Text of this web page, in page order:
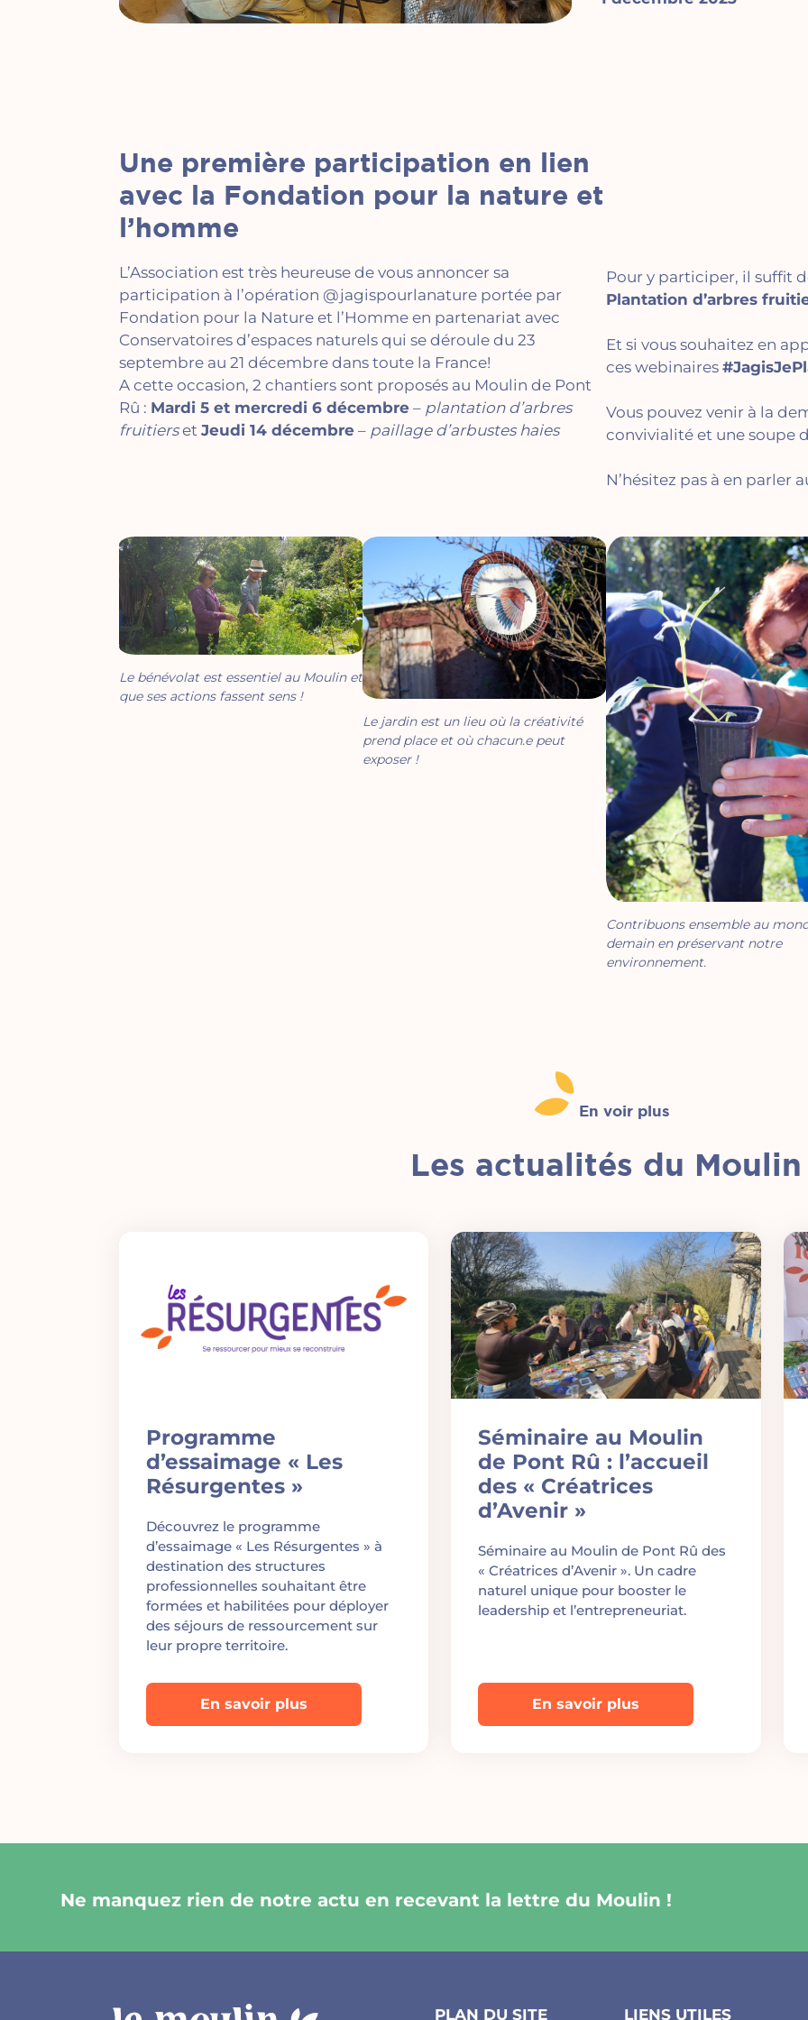
Une première participation en lien
avec la Fondation pour la nature et
l’homme
L’Association est très heureuse de vous annoncer sa
participation à l’opération @jagispourlanature portée par
Fondation pour la Nature et l’Homme en partenariat avec
Conservatoires d’espaces naturels qui se déroule du 23
septembre au 21 décembre dans toute la France!
A cette occasion, 2 chantiers sont proposés au Moulin de Pont
Rû : Mardi 5 et mercredi 6 décembre – plantation d’arbres
fruitierset Jeudi 14 décembre – paillage d’arbustes haies
Pour y participer, il suffit
Plantation d’arbres
Et si vous souhaitez en
ces webinaires
Vous pouvez venir à la
convivialité et une soupe
N’hésitez pas à en parler
Le bénévolat est essentiel au Moulin et
que ses actions fassent sens !
Le jardin est un lieu où la créativité
prend place et où chacun.e peut
exposer !
Contribuons ensemble au
demain en préservant notre
environnement.
En voir plus
Les actualités du Moulin
Programme
d’essaimage « Les
Résurgentes »
Découvrez le programme
d’essaimage « Les Résurgentes » à
destination des structures
professionnelles souhaitant être
formées et habilitées pour déployer
des séjours de ressourcement sur
leur propre territoire.
En savoir plus
Séminaire au Moulin
de Pont Rû : l’accueil
des « Créatrices
d’Avenir »
Séminaire au Moulin de Pont Rû des
« Créatrices d’Avenir ». Un cadre
naturel unique pour booster le
leadership et l’entrepreneuriat.
En savoir plus
Ne manquez rien de notre actu en recevant la lettre du Moulin !
PLAN DU SITE LIENS UTILES